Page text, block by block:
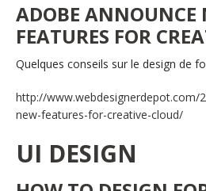
ADOBE ANNOUNCE
FEATURES FOR
Quelques conseils sur le design de
http://www.webdesignerdepot.com/
new-features-for-creative-cloud/
UI DESIGN